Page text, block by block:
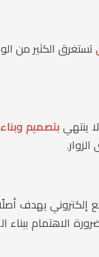
تستغرق الكثير من
ينتهيبتصميم
إلكتروني يهدف
الاهتمام ببناء